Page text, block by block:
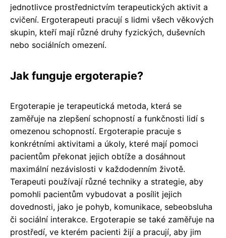
jednotlivce prostřednictvím terapeutických aktivit a
cvičení. Ergoterapeuti pracují s lidmi všech věkových
skupin, kteří mají různé druhy fyzických, duševních
nebo sociálních omezení.
Jak funguje ergoterapie?
Ergoterapie je terapeutická metoda, která se
zaměřuje na zlepšení schopností a funkčnosti lidí s
omezenou schopností. Ergoterapie pracuje s
konkrétními aktivitami a úkoly, které mají pomoci
pacientům překonat jejich obtíže a dosáhnout
maximální nezávislosti v každodenním životě.
Terapeuti používají různé techniky a strategie, aby
pomohli pacientům vybudovat a posílit jejich
dovednosti, jako je pohyb, komunikace, sebeobsluha
či sociální interakce. Ergoterapie se také zaměřuje na
prostředí, ve kterém pacienti žijí a pracují, aby jim